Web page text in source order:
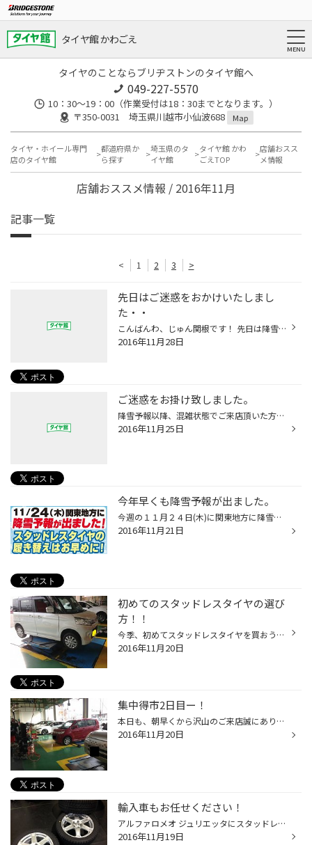
タイヤ館 かわごえ
タイヤのことならブリヂストンのタイヤ館へ
049-227-5570
10：30～19：00（作業受付は18：30までとなります。）
〒350-0031 埼玉県川越市小仙波688
Map
タイヤ・ホイール専門
店のタイヤ館
都道府県か
ら探す
埼玉県のタ
イヤ館
タイヤ館 かわ
ごえTOP
店舗おスス
メ情報
店舗おススメ情報 / 2016年11月
記事一覧
< 1 2 3 >
先日はご迷惑をおかけいたしまし
た・・
こんばんわ、じゅん関根です！ 先日は降雪の影響で履き替え・タイヤ交換作業のお時間をとらさせてしまい申し訳ございませんでした。まだまだドタバタしておりますが、今後ともよろしくお願い致します！ そんな中写真を撮るヒマもなく画像ナシ日記となります・・。 そういえばこの前の雪はあまり積も...
2016年11月28日
ご迷惑をお掛け致しました。
降雪予報以降、混雑状態でご来店頂いた方には大変ご迷惑をお掛け致しました。 また、電話のお問い合わせにも全件ご対応出来ず誠に申し訳御座いません。 今後も迅速かつ正確で安全な作業を心掛けて行きますので、お客様には作業待ち時間など ご理解、ご協力頂けると幸いです。 タイヤ館かわごえ 店長
2016年11月25日
今年早くも降雪予報が出ました。
今週の１１月２４日(木)に関東地方に降雪予報が出ました。 降雪予報が出たので、今日は朝から閉店時間までスタッドレスタイヤ取付が 多くドタバタな１日で受付から作業終了まで最長１時間半待ち程でした。 明日も朝からご予約でのタイヤ取付も多いのでご予約以外のお客様は 時間に余裕を持ってご来...
2016年11月21日
初めてのスタッドレスタイヤの選び
方！！
今季、初めてスタッドレスタイヤを買おうと思っている方にチョットしたアドバイスです！！ 「スタッドレスタイヤ」だけを買えば大丈夫かな？とお考えの方もいらっしゃるのではないでしょうか？ もちろん問題はないのですが、色々とデメリットがあるのデス！！ 「タイヤだけ」を買えば初期投資は少な...
2016年11月20日
集中得市2日目ー！
本日も、朝早くから沢山のご来店誠にありがとうございます！！ 今朝、霧がすごかったですねー。 通勤時に周りが真っ白だったので、ちょっとビックリしました。 お昼頃には霧も晴れてよかったです！ さてさて、本日もスタッドレス取付と履き替えで大賑わいでした！ おクルマの冬支度は早目をオススメ...
2016年11月20日
輸入車もお任せください！
アルファロメオ ジュリエッタにスタッドレスのアルミセットをお取付けしましたよ！ 225/45R17 VRXとアルミのセットです。 冬タイヤも準備できましたし、これで安心してお出掛けできますね。 輸入車にお乗りで、スタッドレスで悩んでいる方は是非タイヤ館かわごえへ！
2016年11月19日